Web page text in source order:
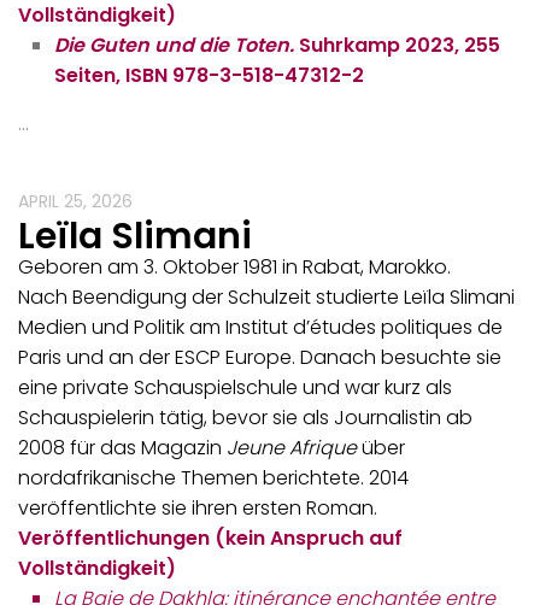
Vollständigkeit)
Die Guten und die Toten. Suhrkamp 2023, 255
Seiten, ISBN 978-3-518-47312-2
…
APRIL 25, 2026
Leïla Slimani
Geboren am 3. Oktober 1981 in Rabat, Marokko.
Nach Beendigung der Schulzeit studierte Leïla Slimani
Medien und Politik am Institut d’études politiques de
Paris und an der ESCP Europe. Danach besuchte sie
eine private Schauspielschule und war kurz als
Schauspielerin tätig, bevor sie als Journalistin ab
2008 für das Magazin Jeune Afriqueüber
nordafrikanische Themen berichtete. 2014
veröffentlichte sie ihren ersten Roman.
Veröffentlichungen (kein Anspruch auf
Vollständigkeit)
La Baie de Dakhla: itinérance enchantée entre